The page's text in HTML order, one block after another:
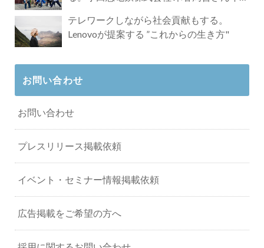
テレワークしながら社会貢献もする。
Lenovoが提案する ”これからの生き方"
お問い合わせ
お問い合わせ
プレスリリース掲載依頼
イベント・セミナー情報掲載依頼
広告掲載をご希望の方へ